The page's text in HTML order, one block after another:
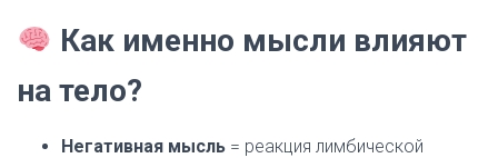
Как именно мысли влияют
на тело?
Негативная мысль = реакция лимбической